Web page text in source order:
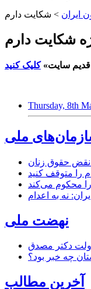
ایران > شکایت دارم
شکایت دارم
قدیم سایت»کلیک کنید
ملی
نقض حقوق زنان
را محکوم می‌کند
نه به اعدام
نهضت ملی
دکتر مصدق
آخرین مطالب